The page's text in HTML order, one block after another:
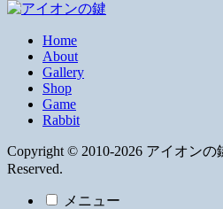
Home
About
Gallery
Shop
Game
Rabbit
Copyright © 2010-2026 アイオンの
Reserved.
メニュー